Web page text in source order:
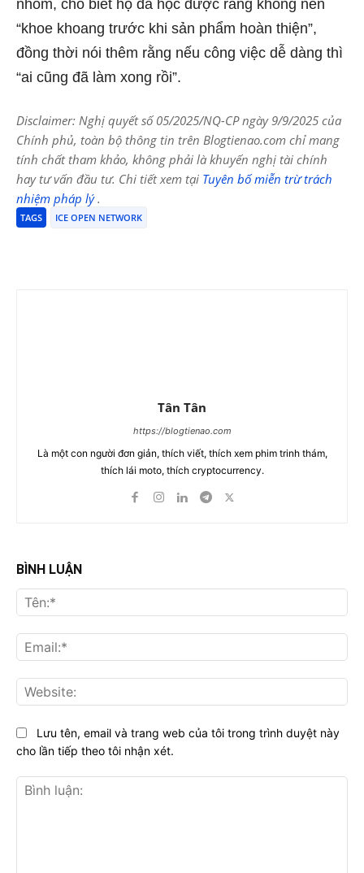
nhóm, cho biết họ đã học được rằng không nên
“khoe khoang trước khi sản phẩm hoàn thiện”,
đồng thời nói thêm rằng nếu công việc dễ dàng thì
“ai cũng đã làm xong rồi”.
Disclaimer: Nghị quyết số 05/2025/NQ-CP ngày 9/9/2025 của
Chính phủ, toàn bộ thông tin trên Blogtienao.com chỉ mang
tính chất tham khảo, không phải là khuyến nghị tài chính
hay tư vấn đầu tư. Chi tiết xem tại Tuyên bố miễn trừ trách
nhiệm pháp lý.
TAGS ICE OPEN NETWORK
Tân Tân
https://blogtienao.com
Là một con người đơn giản, thích viết, thích xem phim trinh thám,
thích lái moto, thích cryptocurrency.
BÌNH LUẬN
Lưu tên, email và trang web của tôi trong trình duyệt này
cho lần tiếp theo tôi nhận xét.